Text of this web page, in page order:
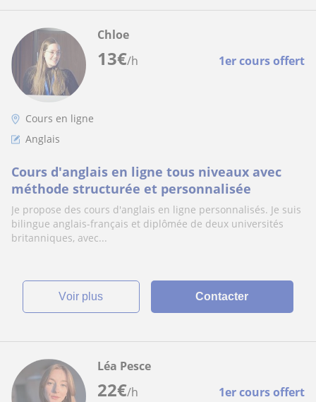
13€/h 1er cours offert
Chloe
Cours en ligne
Anglais
Cours d'anglais en ligne tous niveaux avec
méthode structurée et personnalisée
Je propose des cours d'anglais en ligne personnalisés. Je suis
bilingue anglais-français et diplômée de deux universités
britanniques, avec...
voir plus Contacter
22€/h 1er cours offert
Léa Pesce